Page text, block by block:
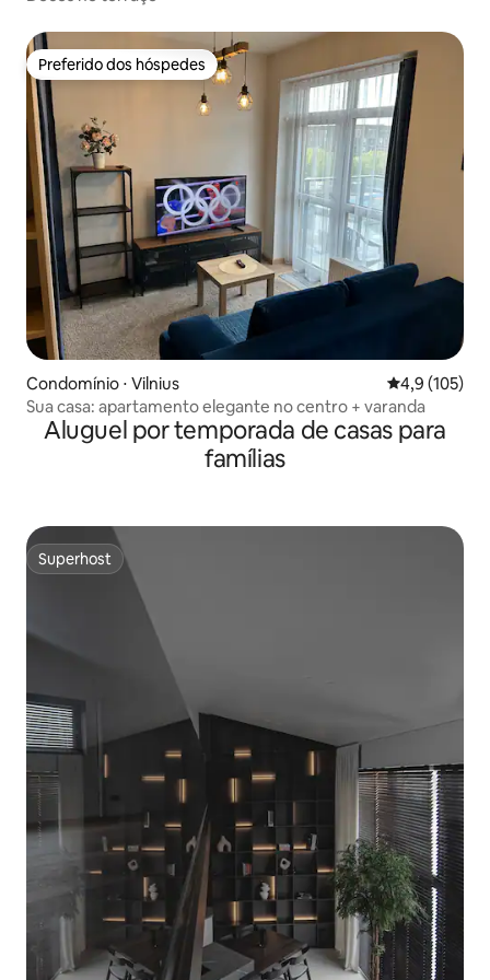
Preferido dos hóspedes
Preferido dos hóspedes
Condomínio ⋅ Vilnius 4,9 de uma
4,9 (105)
Sua casa: apartamento elegante no centro + varanda
Aluguel por temporada de casas para
famílias
Superhost
Superhost